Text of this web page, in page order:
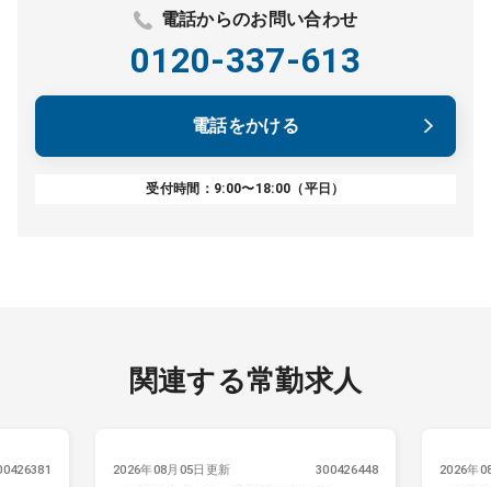
電話からのお問い合わせ
0120-337-613
電話をかける
受付時間：9:00〜18:00（平日）
関連する常勤求人
2026年08月05日更新 300426448 2026年